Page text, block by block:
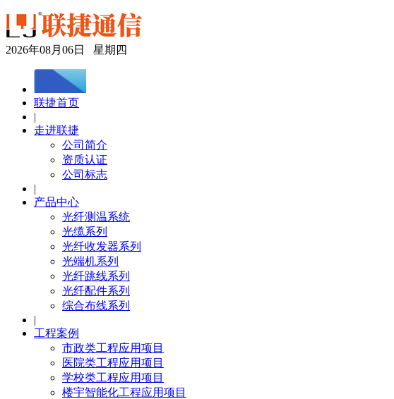
2026年08月06日 星期四
联捷首页
|
走进联捷
公司简介
资质认证
公司标志
|
产品中心
光纤测温系统
光缆系列
光纤收发器系列
光端机系列
光纤跳线系列
光纤配件系列
综合布线系列
|
工程案例
市政类工程应用项目
医院类工程应用项目
学校类工程应用项目
楼宇智能化工程应用项目